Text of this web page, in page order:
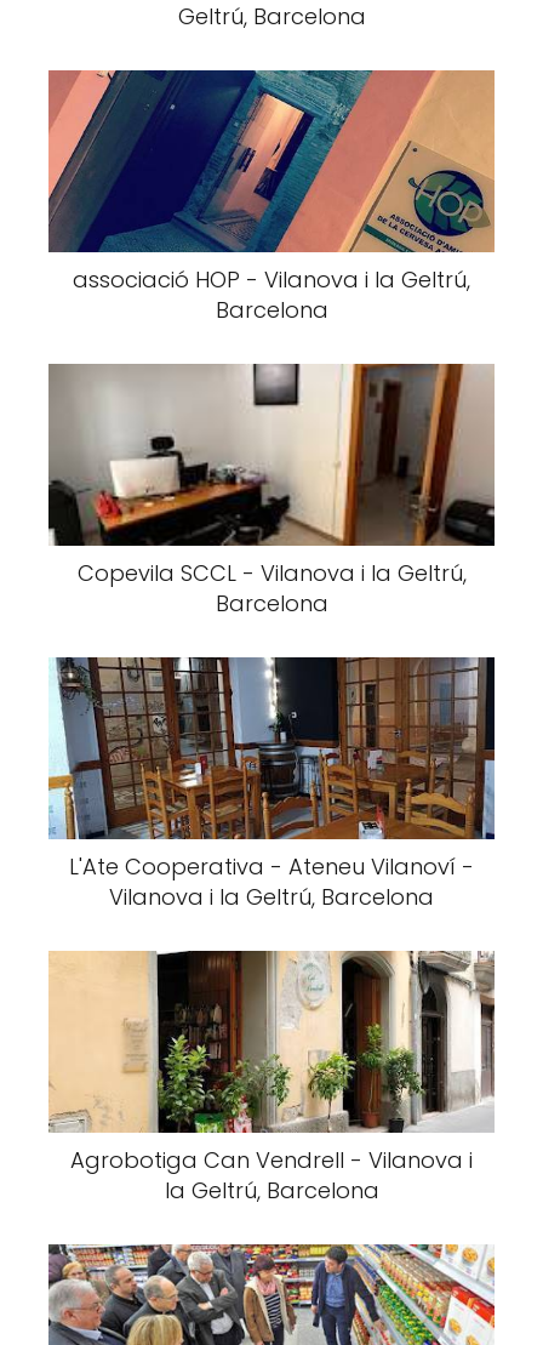
Geltrú, Barcelona
associació HOP - Vilanova i la Geltrú,
Barcelona
Copevila SCCL - Vilanova i la Geltrú,
Barcelona
L'Ate Cooperativa - Ateneu Vilanoví -
Vilanova i la Geltrú, Barcelona
Agrobotiga Can Vendrell - Vilanova i
la Geltrú, Barcelona